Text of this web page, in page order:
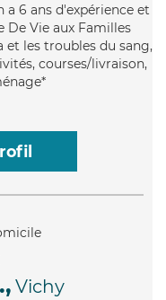
6 ans d'expérience et
De Vie aux Familles
et les troubles du sang,
courses/livraison,
Vichy